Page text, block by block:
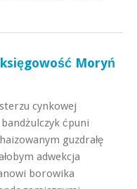
księgowość Moryń
cynkowej
ćpuni
guzdrałę
adwekcja
borowika